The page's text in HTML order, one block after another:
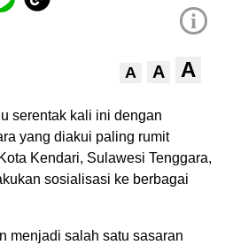
i
A A A
serentak kali ini dengan
yang diakui paling rumit
Kendari, Sulawesi Tenggara,
sosialisasi ke berbagai
menjadi salah satu sasaran